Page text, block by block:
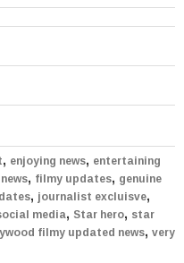
, enjoying news, entertaining
, filmy updates, genuine
, journalist excluisve,
media, Star hero, star
filmy updated news, very